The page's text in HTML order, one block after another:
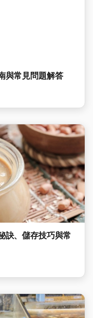
與常見問題解答
訣、儲存技巧與常